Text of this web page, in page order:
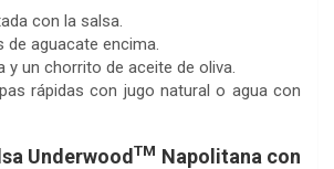
con la salsa.
de aguacate encima.
y un chorrito de aceite de oliva.
rápidas con jugo natural o agua con
UnderwoodTM Napolitana con